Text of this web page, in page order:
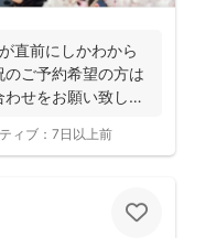
直前にしかわから
ご予約希望の方は
せをお願い致しま
ィブ： 7日以上前